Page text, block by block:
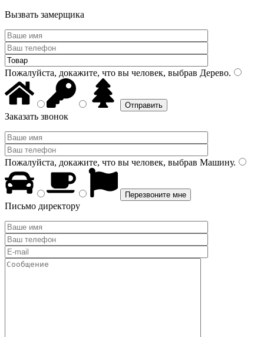
Вызвать замерщика
Пожалуйста, докажите, что вы человек, выбрав Дерево.
Заказать звонок
Пожалуйста, докажите, что вы человек, выбрав Машину.
Письмо директору